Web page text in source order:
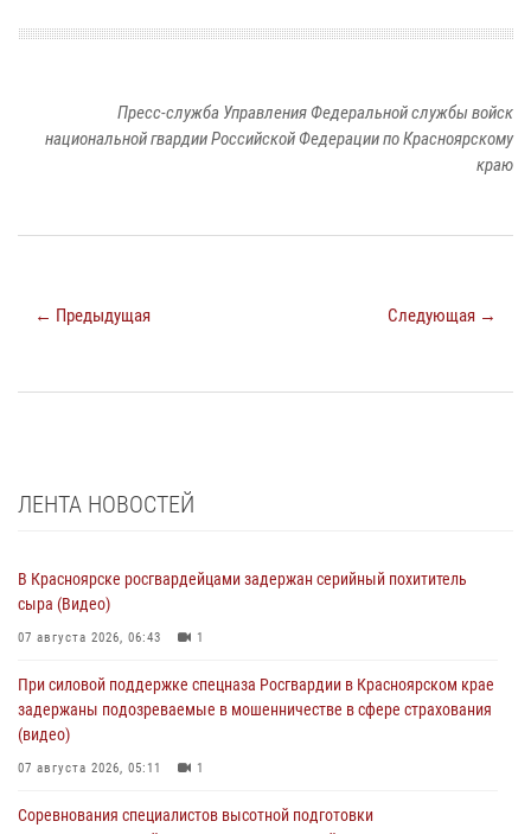
Пресс-служба Управления Федеральной службы войск
национальной гвардии Российской Федерации по Красноярскому
краю
← Предыдущая Следующая →
ЛЕНТА НОВОСТЕЙ
В Красноярске росгвардейцами задержан серийный похититель
сыра (Видео)
07 августа 2026, 06:43 1
При силовой поддержке спецназа Росгвардии в Красноярском крае
задержаны подозреваемые в мошенничестве в сфере страхования
(видео)
07 августа 2026, 05:11 1
Соревнования специалистов высотной подготовки